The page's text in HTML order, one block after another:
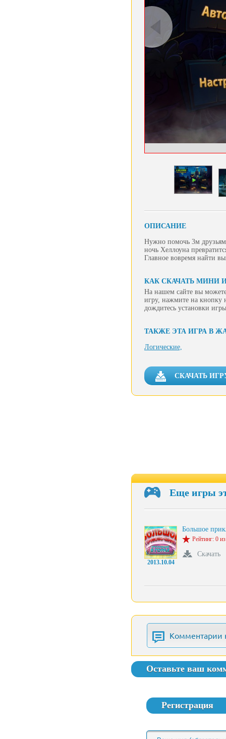
ОПИСАНИЕ
Нужно помочь 3м друзьям
ночь Хеллоуна
Главное вовремя найти
КАК СКАЧАТЬ МИНИ
На нашем сайте вы
игру, нажмите на кнопку
дождитесь установки
ТАКЖЕ ЭТА ИГРА В
Логические,
СКАЧАТЬ
Еще игры
2013.10.04
Большое
Рейтинг: 0
Скачать
Комментарии
Оставьте ваш
Регистрация